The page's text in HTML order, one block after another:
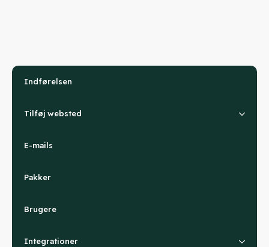
Indførelsen
Tilføj websted
E-mails
Pakker
Brugere
Integrationer